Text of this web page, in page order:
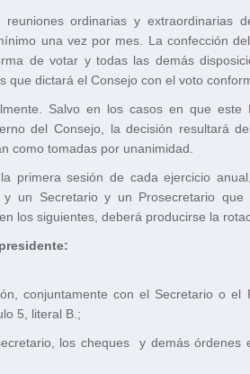
ordinarias y
una vez por mes. La confección
de votar y todas las demás
dictará el Consejo con el voto
Salvo en los casos en que
del Consejo, la decisión resultará
como tomadas por unanimidad.
primera sesión de cada ejercicio
un Secretario y un Prosecretario
los siguientes, deberá producirse la
conjuntamente con el Secretario o
5, literal B.;
los cheques y demás